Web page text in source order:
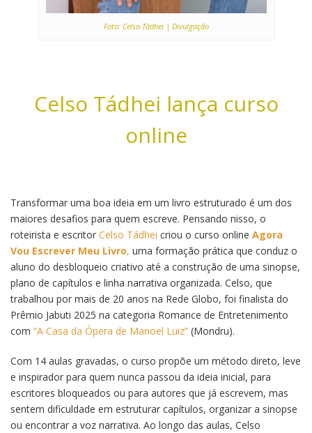
Foto: Celso Tádhei | Divulgação
Celso Tádhei lança curso
online
Transformar uma boa ideia em um livro estruturado é um dos
maiores desafios para quem escreve. Pensando nisso, o
roteirista e escritor Celso Tádhei criou o curso online Agora
Vou Escrever Meu Livro, uma formação prática que conduz o
aluno do desbloqueio criativo até a construção de uma sinopse,
plano de capítulos e linha narrativa organizada. Celso, que
trabalhou por mais de 20 anos na Rede Globo, foi finalista do
Prêmio Jabuti 2025 na categoria Romance de Entretenimento
com “A Casa da Ópera de Manoel Luiz” (Mondru).
Com 14 aulas gravadas, o curso propõe um método direto, leve
e inspirador para quem nunca passou da ideia inicial, para
escritores bloqueados ou para autores que já escrevem, mas
sentem dificuldade em estruturar capítulos, organizar a sinopse
ou encontrar a voz narrativa. Ao longo das aulas, Celso